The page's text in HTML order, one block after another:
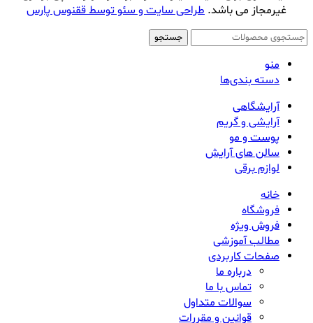
غیرمجاز می باشد. طراحی سایت و سئو توسط ققنوس پارس
جستجو
منو
دسته بندی‌ها
آرایشگاهی
آرایشی و گریم
پوست و مو
سالن های آرایش
لوازم برقی
خانه
فروشگاه
فروش ویژه
مطالب آموزشی
صفحات کاربردی
درباره ما
تماس با ما
سوالات متداول
قوانین و مقررات